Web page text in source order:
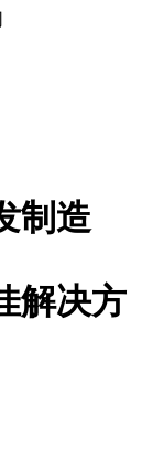
制造
解决方